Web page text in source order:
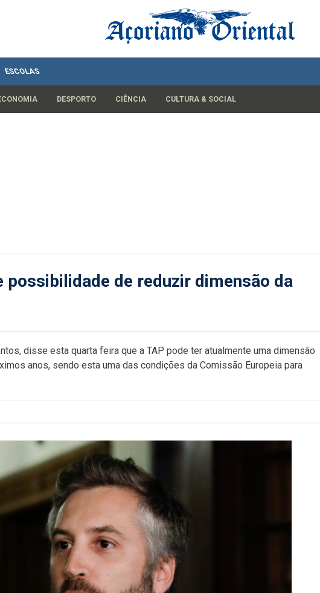
ESCOLAS
DESPORTO CIÊNCIA CULTURA & SOCIAL
possibilidade de reduzir dimensão da
disse esta quarta feira que a TAP pode ter atualmente uma dimensão
anos, sendo esta uma das condições da Comissão Europeia para